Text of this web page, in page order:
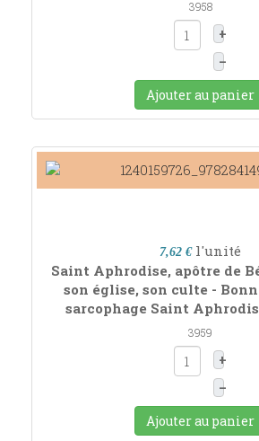
3958
+
–
Ajouter au panier
7,62 € l'unité
Saint Aphrodise, apôtre de
son église, son culte -
sarcophage Saint
3959
+
–
Ajouter au panier